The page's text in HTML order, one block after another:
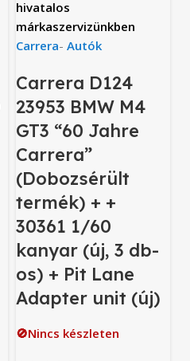
hivatalos
márkaszervizünkben
Carrera- Autók
Carrera D124
23953 BMW M4
GT3 “60 Jahre
Carrera”
(Dobozsérült
termék) + +
30361 1/60
kanyar (új, 3 db-
os) + Pit Lane
Adapter unit (új)
🚫Nincs készleten